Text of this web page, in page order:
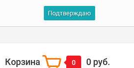
Подтверждаю
Корзина 0 0 руб.